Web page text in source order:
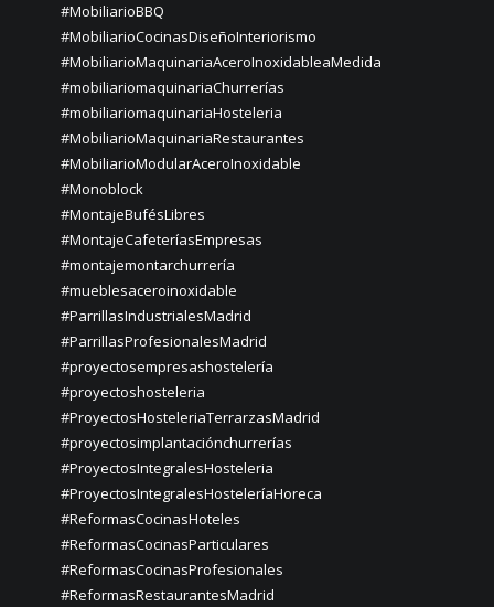
#MobiliarioBBQ
#MobiliarioCocinasDiseñoInteriorismo
#MobiliarioMaquinariaAceroInoxidableaMedida
#mobiliariomaquinariaChurrerías
#mobiliariomaquinariaHosteleria
#MobiliarioMaquinariaRestaurantes
#MobiliarioModularAceroInoxidable
#Monoblock
#MontajeBufésLibres
#MontajeCafeteríasEmpresas
#montajemontarchurrería
#mueblesaceroinoxidable
#ParrillasIndustrialesMadrid
#ParrillasProfesionalesMadrid
#proyectosempresashostelería
#proyectoshosteleria
#ProyectosHosteleriaTerrarzasMadrid
#proyectosimplantaciónchurrerías
#ProyectosIntegralesHosteleria
#ProyectosIntegralesHosteleríaHoreca
#ReformasCocinasHoteles
#ReformasCocinasParticulares
#ReformasCocinasProfesionales
#ReformasRestaurantesMadrid